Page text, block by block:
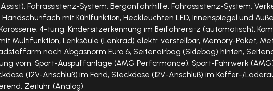
Fahrassistenz-System: Berganfahrhilfe, Fahrassistenz-System:
mit Kühlfunktion, Heckleuchten LED, Innenspiegel und
4-türig, Kindersitzerkennung im Beifahrersitz (automatisch),
Multifunktion, Lenksäule (Lenkrad) elektr. verstellbar, Memory-Paket,
nach Abgasnorm Euro 6, Seitenairbag (Sidebag) hinten,
vorn, Sport-Auspuffanlage (AMG Performance), Sport-Fahrwerk
(12V-Anschluß) im Fond, Steckdose (12V-Anschluß) im Koffer-/
Zeituhr (Analog)